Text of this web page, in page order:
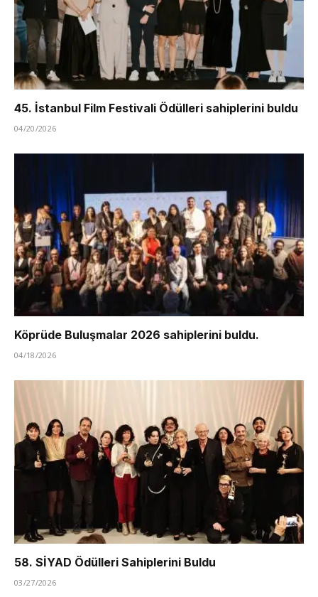
45. İstanbul Film Festivali Ödülleri sahiplerini buldu
04/20/2026
Köprüde Buluşmalar 2026 sahiplerini buldu.
04/18/2026
58. SİYAD Ödülleri Sahiplerini Buldu
03/27/2026